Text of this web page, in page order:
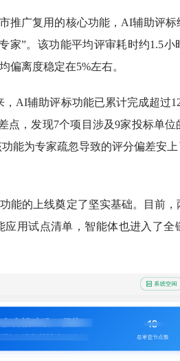
推广复用的核心功能，AI辅助评
家”。该功能平均评审耗时约1.5
偏离度稳定在5%左右。
，AI辅助评标功能已累计完成超过
点，发现7个项目涉及9家投标单
能为专家疏忽导致的评分偏差安上
能的上线奠定了坚实基础。目前，
用试点清单，智能体也进入了全